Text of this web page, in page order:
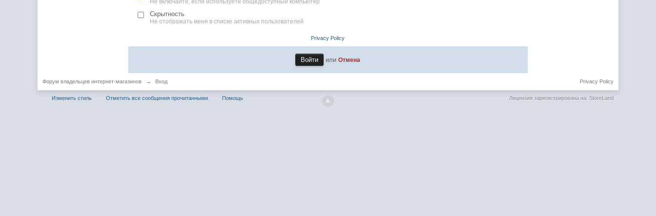
Не включайте, если используете общедоступный компьютер
Скрытность
Не отображать меня в списке активных пользователей
Privacy Policy
илиОтмена
Форум владельцев интернет-магазинов → Вход Privacy Policy
Изменить стиль Отметить все сообщения прочитанными Помощь Лицензия зарегистрирована на: StoreLand